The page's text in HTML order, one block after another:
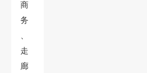
商
务
走
廊